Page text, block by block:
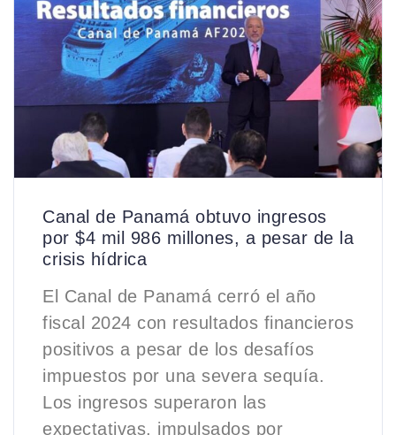
Canal de Panamá obtuvo ingresos
por $4 mil 986 millones, a pesar de la
crisis hídrica
El Canal de Panamá cerró el año
fiscal 2024 con resultados financieros
positivos a pesar de los desafíos
impuestos por una severa sequía.
Los ingresos superaron las
expectativas, impulsados por